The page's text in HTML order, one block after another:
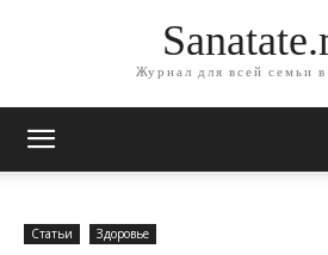
Журнал для всей семьи
Статьи Здоровье